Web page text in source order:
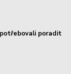
poradit